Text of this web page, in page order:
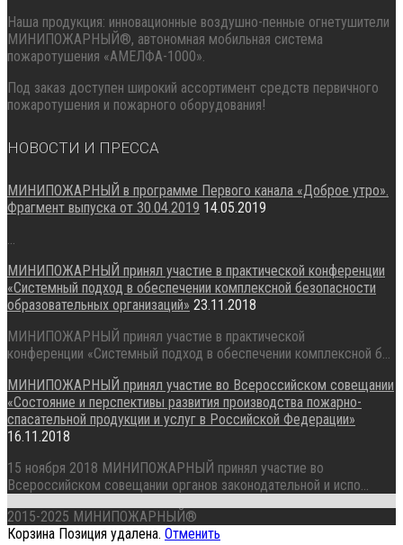
Наша продукция: инновационные воздушно-пенные огнетушители
МИНИПОЖАРНЫЙ®, автономная мобильная система
пожаротушения «АМЕЛФА-1000».
Под заказ доступен широкий ассортимент средств первичного
пожаротушения и пожарного оборудования!
НОВОСТИ И ПРЕССА
МИНИПОЖАРНЫЙ в программе Первого канала «Доброе утро».
Фрагмент выпуска от 30.04.2019 14.05.2019
...
МИНИПОЖАРНЫЙ принял участие в практической конференции
«Системный подход в обеспечении комплексной безопасности
образовательных организаций» 23.11.2018
МИНИПОЖАРНЫЙ принял участие в практической
конференции «Системный подход в обеспечении комплексной б...
МИНИПОЖАРНЫЙ принял участие во Всероссийском совещании
«Состояние и перспективы развития производства пожарно-
спасательной продукции и услуг в Российской Федерации»
16.11.2018
15 ноября 2018 МИНИПОЖАРНЫЙ принял участие во
Всероссийском совещании органов законодательной и испо...
2015-2025 МИНИПОЖАРНЫЙ®
Корзина Позиция удалена. Отменить